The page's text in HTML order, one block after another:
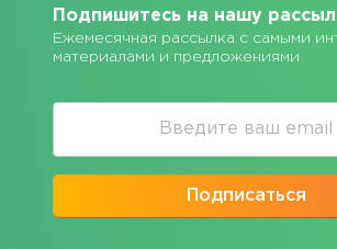
Подпишитесь на нашу
Ежемесячная рассылка с самыми
материалами и предложениями
Подписаться